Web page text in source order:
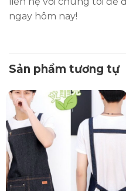
ngay hôm nay!
Sản phẩm tương tự